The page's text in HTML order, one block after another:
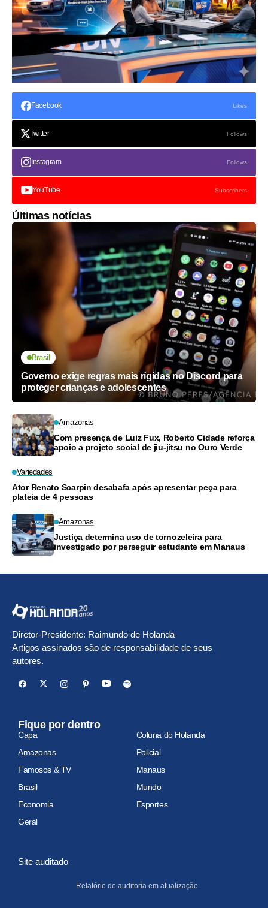
Facebook Likes
Twitter Follows
Instagram Follows
YouTube Subscribers
Últimas notícias
Brasil
Governo exige regras mais rígidas no Discord para
proteger crianças e adolescentes
Amazonas
Com presença de Luiz Fux, Roberto Cidade reforça
apoio a projeto social de jiu-jitsu no Ouro Verde
Variedades
Ator Renato Scarpin desabafa após apresentar peça para
plateia de 4 pessoas
Amazonas
Justiça determina uso de tornozeleira para
investigado por perseguir estudante em Manaus
Diretor-Presidente: Raimundo de Holanda
Artigos assinados são de responsabilidade de seus
autores.
Fique por dentro
Capa
Coluna do Holanda
Amazonas
Policial
Famosos & TV
Manaus
Brasil
Mundo
Economia
Esportes
Geral
Site auditado
Relatório de auditoria em atualização